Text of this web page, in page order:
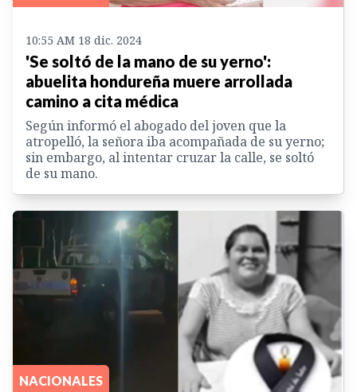
10:55 AM 18 dic. 2024
'Se soltó de la mano de su yerno':
abuelita hondureña muere arrollada
camino a cita médica
Según informó el abogado del joven que la
atropelló, la señora iba acompañada de su yerno;
sin embargo, al intentar cruzar la calle, se soltó
de su mano.
NACIONALES